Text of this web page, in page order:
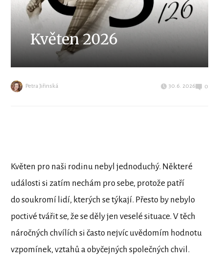
Květen 2026
Petra Jiřinská 30.6. 2026 0
Květen pro naši rodinu nebyl jednoduchý. Některé
události si zatím nechám pro sebe, protože patří
do soukromí lidí, kterých se týkají. Přesto by nebylo
poctivé tvářit se, že se děly jen veselé situace. V těch
náročných chvílích si často nejvíc uvědomím hodnotu
vzpomínek, vztahů a obyčejných společných chvil.